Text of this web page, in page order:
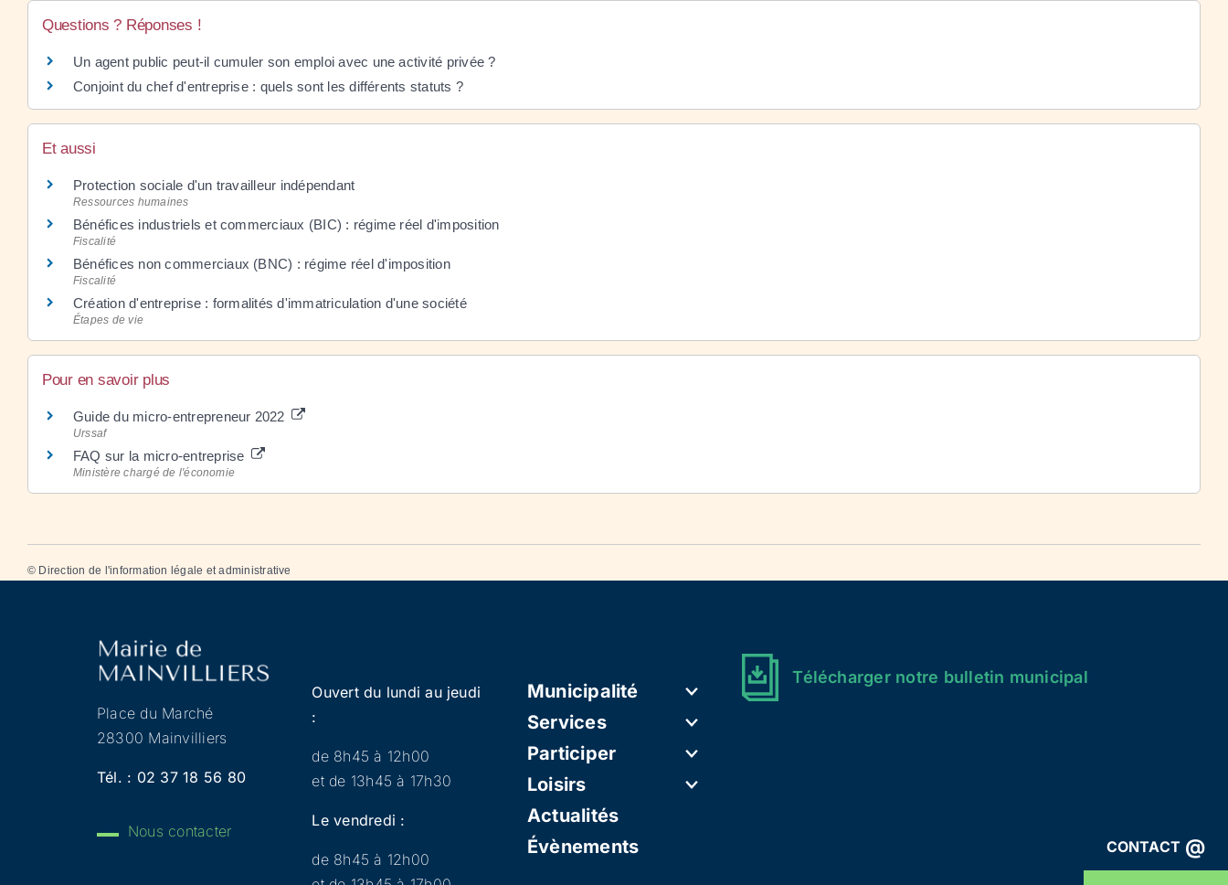
CONTACT @
Questions ? Réponses !
Un agent public peut-il cumuler son emploi avec une activité privée ?
Conjoint du chef d'entreprise : quels sont les différents statuts ?
Et aussi
Protection sociale d'un travailleur indépendant
Ressources humaines
Bénéfices industriels et commerciaux (BIC) : régime réel d'imposition
Fiscalité
Bénéfices non commerciaux (BNC) : régime réel d'imposition
Fiscalité
Création d'entreprise : formalités d'immatriculation d'une société
Étapes de vie
Pour en savoir plus
Guide du micro-entrepreneur 2022
Urssaf
FAQ sur la micro-entreprise
Ministère chargé de l'économie
© Direction de l'information légale et administrative
Place du Marché
28300 Mainvilliers
Tél. : 02 37 18 56 80
Nous contacter
Ouvert du lundi au jeudi
:
de 8h45 à 12h00
et de 13h45 à 17h30
Le vendredi :
de 8h45 à 12h00
Municipalité
Services
Participer
Loisirs
Actualités
Évènements
Télécharger notre bulletin municipal